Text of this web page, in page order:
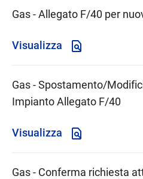
Gas - Allegato F/40 per
Visualizza
Gas - Spostamento/
Impianto Allegato F/40
Visualizza
Gas - Conferma richiesta